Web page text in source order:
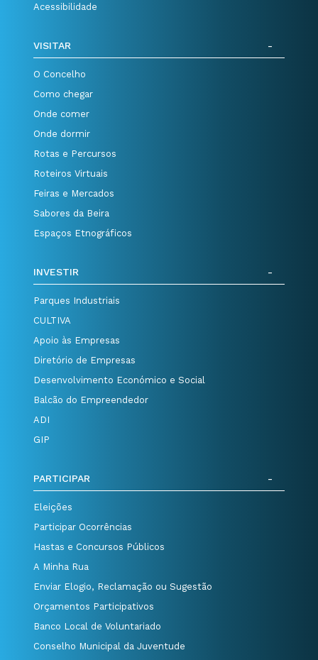
Acessibilidade
VISITAR
O Concelho
Como chegar
Onde comer
Onde dormir
Rotas e Percursos
Roteiros Virtuais
Feiras e Mercados
Sabores da Beira
Espaços Etnográficos
INVESTIR
Parques Industriais
CULTIVA
Apoio às Empresas
Diretório de Empresas
Desenvolvimento Económico e Social
Balcão do Empreendedor
ADI
GIP
PARTICIPAR
Eleições
Participar Ocorrências
Hastas e Concursos Públicos
A Minha Rua
Enviar Elogio, Reclamação ou Sugestão
Orçamentos Participativos
Banco Local de Voluntariado
Conselho Municipal da Juventude